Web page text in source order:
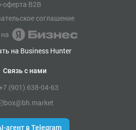
оферта B2B
соглашение
на Business Hunter
Связь с нами
(901) 638-04-63
box@bh.market
агент в Telegram